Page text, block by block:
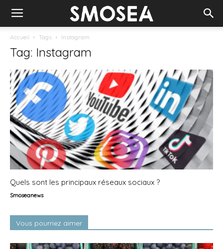
Accueil Tags Instagram
Tag: Instagram
Quels sont les principaux réseaux sociaux ?
Smoseanews
Vous pourriez aimer